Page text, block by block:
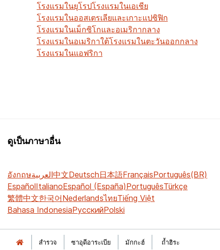
โรงแรมในยุโรปโรงแรมในเอเชีย
โรงแรมในออสเตรเลียและเกาะแปซิฟิก
โรงแรมในเม็กซิโกและอเมริกากลาง
โรงแรมในอเมริกาใต้โรงแรมในตะวันออกกลาง
โรงแรมในแอฟริกา
ดูเป็นภาษาอื่น
อังกฤษالعربية中文Deutsch日本語FrançaisPortuguês(BR)
EspañolItalianoEspañol (España)PortuguêsTürkçe
繁體中文한국어NederlandsไทยTiếng Việt
Bahasa IndonesiaРусскийPolski
สำรวจ ซาอุดีอาระเบีย มักกะฮ์ ถ้ำฮิระ